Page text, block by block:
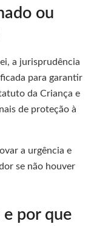
ou
a jurisprudência
para garantir
da Criança e
de proteção à
a urgência e
se não houver
e por que